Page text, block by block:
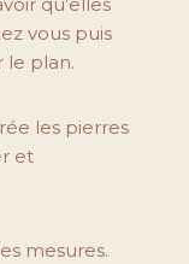
qu’elles
vous puis
le plan.
les pierres
et
mesures.